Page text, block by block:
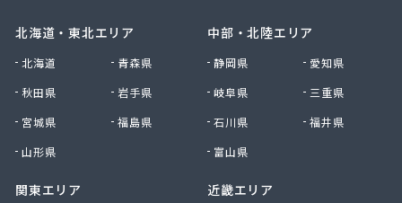
株式会社小林本店
株式会社小林本店稲沢店
株式会社松村プロパン部
株式会社新東
株式会社森上製油所
株式会社杉浦林産給油所
北海道・東北エリア
北海道
青森県
秋田県
岩手県
宮城県
福島県
山形県
関東エリア
中部・北陸エリア
静岡県
愛知県
岐阜県
三重県
石川県
福井県
富山県
近畿エリア